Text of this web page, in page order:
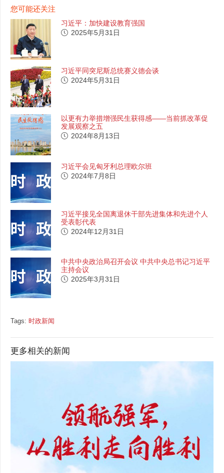
您可能还关注
习近平：加快建设教育强国
2025年5月31日
习近平同突尼斯总统赛义德会谈
2024年5月31日
以更有力举措增强民生获得感——当前抓改革促
发展观察之五
2024年8月13日
习近平会见匈牙利总理欧尔班
2024年7月8日
习近平接见全国离退休干部先进集体和先进个人
受表彰代表
2024年12月31日
中共中央政治局召开会议 中共中央总书记习近平
主持会议
2025年3月31日
Tags: 时政新闻
更多相关的新闻